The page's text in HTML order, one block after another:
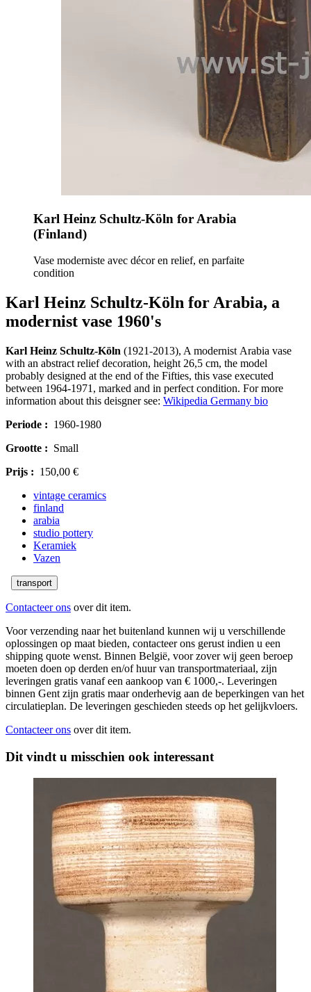
Karl Heinz Schultz-Köln for Arabia
(Finland)
Vase moderniste avec décor en relief, en parfaite
condition
Karl Heinz Schultz-Köln for Arabia, a
modernist vase 1960's
Karl Heinz Schultz-Köln (1921-2013), A modernist Arabia vase
with an abstract relief decoration, height 26,5 cm, the model
probably designed at the end of the Fifties, this vase executed
between 1964-1971, marked and in perfect condition. For more
information about this deisgner see: Wikipedia Germany bio
Periode : 1960-1980
Grootte : Small
Prijs : 150,00 €
vintage ceramics
finland
arabia
studio pottery
Keramiek
Vazen
transport
Contacteer ons over dit item.
Voor verzending naar het buitenland kunnen wij u verschillende
oplossingen op maat bieden, contacteer ons gerust indien u een
shipping quote wenst. Binnen België, voor zover wij geen beroep
moeten doen op derden en/of huur van transportmateriaal, zijn
leveringen gratis vanaf een aankoop van € 1000,-. Leveringen
binnen Gent zijn gratis maar onderhevig aan de beperkingen van het
circulatieplan. De leveringen geschieden steeds op het gelijkvloers.
Contacteer ons over dit item.
Dit vindt u misschien ook interessant